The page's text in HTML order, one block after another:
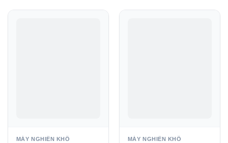
MÁY NGHIỀN KHÔ MÁY NGHIỀN KHÔ